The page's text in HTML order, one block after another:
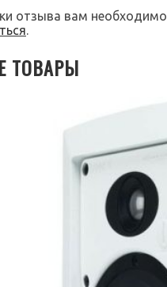
отзыва вам необходимо
.
ТОВАРЫ